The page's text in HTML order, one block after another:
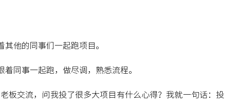
他的同事们一起跑项目。
同事一起跑，做尽调，熟悉流程。
板交流，问我投了很多大项目有什么心得？我就一句话：投